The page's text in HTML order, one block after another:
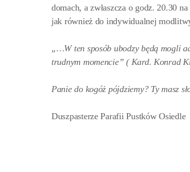
domach, a zwłaszcza o godz. 20.30
jak również do indywidualnej
„…W ten sposób ubodzy będą mogli
trudnym momencie” ( Kard. Konrad
Panie do kogóż pójdziemy? Ty masz
Duszpasterze Parafii Pustków Osiedle